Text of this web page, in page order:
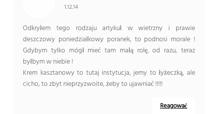
1.12.14
Odkryłem tego rodzaju artykuł w wietrzny i prawie
deszczowy poniedziałkowy poranek, to podnosi morale !
Gdybym tylko mógł mieć tam małą rolę, od razu, teraz
byłbym w niebie !
Krem kasztanowy to tutaj instytucja, jemy to łyżeczką, ale
cicho, to zbyt nieprzyzwoite, żeby to ujawniać !!!!!
Reagować